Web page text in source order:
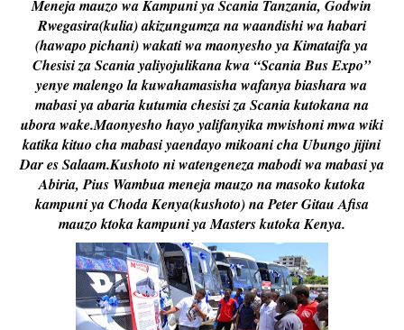
Meneja mauzo wa Kampuni ya Scania Tanzania, Godwin
Rwegasira(kulia) akizungumza na waandishi wa habari
(hawapo pichani) wakati wa maonyesho ya Kimataifa ya
Chesisi za Scania yaliyojulikana kwa “Scania Bus Expo”
yenye malengo la kuwahamasisha wafanya biashara wa
mabasi ya abaria kutumia chesisi za Scania kutokana na
ubora wake.Maonyesho hayo yalifanyika mwishoni mwa wiki
katika kituo cha mabasi yaendayo mikoani cha Ubungo jijini
Dar es Salaam.Kushoto ni watengeneza mabodi wa mabasi ya
Abiria, Pius Wambua meneja mauzo na masoko kutoka
kampuni ya Choda Kenya(kushoto) na Peter Gitau Afisa
mauzo ktoka kampuni ya Masters kutoka Kenya.